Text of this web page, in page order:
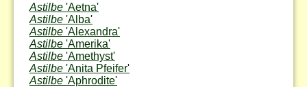
Astilbe 'Aetna'
Astilbe 'Alba'
Astilbe 'Alexandra'
Astilbe 'Amerika'
Astilbe 'Amethyst'
Astilbe 'Anita Pfeifer'
Astilbe 'Aphrodite'